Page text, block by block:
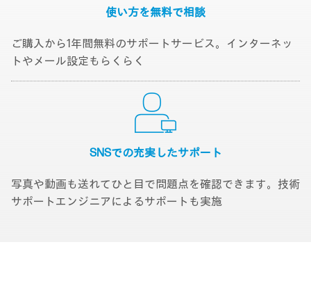
使い方を無料で相談
ご購入から1年間無料のサポートサービス。インターネッ
トやメール設定もらくらく
SNSでの充実したサポート
写真や動画も送れてひと目で問題点を確認できます。技術
サポートエンジニアによるサポートも実施